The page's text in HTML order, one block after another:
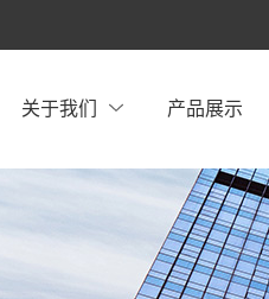
关于我们 产品展示